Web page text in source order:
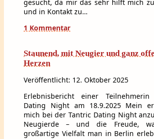
gesucht, da mir das sehr hilft mich
und in Kontakt zu…
1 Kommentar
Staunend, mit Neugier und ganz
Herzen
Veröffentlicht: 12. Oktober 2025
Erlebnisbericht einer
Dating Night am 18.9.2025 Mein
mich bei der Tantric Dating Night
Neugierde – und die Freude,
großartige Vielfalt man in Berlin